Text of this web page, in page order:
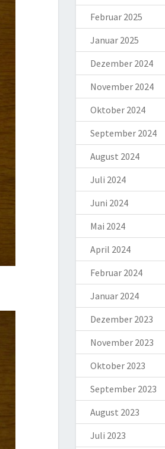
Februar 2025
Januar 2025
Dezember 2024
November 2024
Oktober 2024
September 2024
August 2024
Juli 2024
Juni 2024
Mai 2024
April 2024
Februar 2024
Januar 2024
Dezember 2023
November 2023
Oktober 2023
September 2023
August 2023
Juli 2023